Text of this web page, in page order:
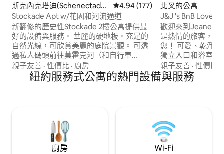
斯克內克塔迪(Schenectady)
的公寓
從 177 則評價中獲得 4.94 的平
4.94 (177)
Stockade Apt w/花園和河流通道
新翻修的歷史性Stockade 2樓公寓提供最
好的設備與服務。 華麗的硬地板。充足的
自然光線，可欣賞美麗的庭院景觀。 可透
過私人碼頭前往莫霍克河（和自行車
道），提供獨木舟和自行車。 美麗的大院
子為城市提供了真正的綠洲，有火坑、烤
架、錦鯉池塘和露臺。 步行即可抵達斯克
親子友善 · 性價比 · 廚房
北叉的公寓
J&J 's BnB
口！
歡迎來到
是熱情的旅客，期
您！ 可愛、乾淨、更新的獨立房間，配有
獨立入口和浴室。
靜的林地上。距離
離長島水族館3.6
灘8.7英里。距離
親子友善 ·性價比
紐約服務式公寓的熱門設備與服務
廚房 Wi-Fi